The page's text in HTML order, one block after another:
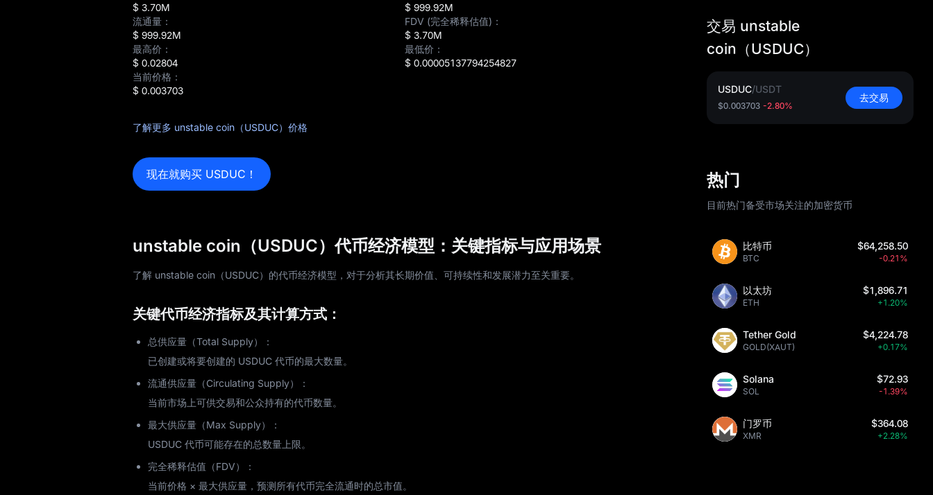
$ 3.70M
$ 999.92M
流通量：
$ 999.92M
FDV (完全稀释估值)：
$ 3.70M
最高价：
$ 0.02804
最低价：
$ 0.00005137794254827
当前价格：
$ 0.003703
了解更多 unstable coin（USDUC）价格
现在就购买 USDUC！
unstable coin（USDUC）代币经济模型：关键指标与应用场景
了解 unstable coin（USDUC）的代币经济模型，对于分析其长期价值、可持续性和发展潜力至关重要。
关键代币经济指标及其计算方式：
总供应量（Total Supply）：
已创建或将要创建的 USDUC 代币的最大数量。
流通供应量（Circulating Supply）：
当前市场上可供交易和公众持有的代币数量。
最大供应量（Max Supply）：
USDUC 代币可能存在的总数量上限。
完全稀释估值（FDV）：
当前价格 × 最大供应量，预测所有代币完全流通时的总市值。
交易 unstable
coin（USDUC）
USDUC/USDT
$0.003703 -2.80%
去交易
热门
目前热门备受市场关注的加密货币
比特币
BTC
$64,258.50
-0.21%
以太坊
ETH
$1,896.71
+1.20%
Tether Gold
GOLD(XAUT)
$4,224.78
+0.17%
Solana
SOL
$72.93
-1.39%
门罗币
XMR
$364.08
+2.28%